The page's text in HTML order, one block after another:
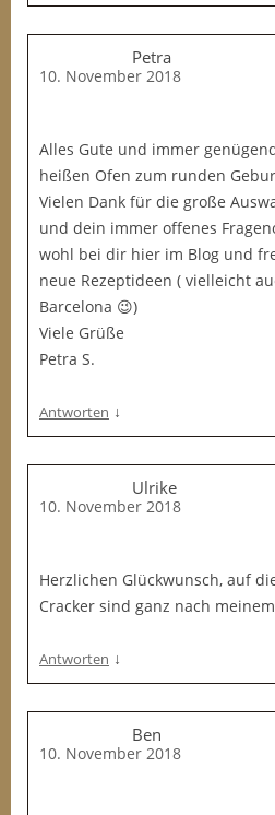
Petra
10. November 2018
Alles Gute und immer
heißen Ofen zum runden
Vielen Dank für die große
und dein immer offenes
wohl bei dir hier im Blog und
neue Rezeptideen ( vielleicht
Barcelona 😉)
Viele Grüße
Petra S.
Antworten ↓
Ulrike
10. November 2018
Herzlichen Glückwunsch, auf
Cracker sind ganz nach
Antworten ↓
Ben
10. November 2018